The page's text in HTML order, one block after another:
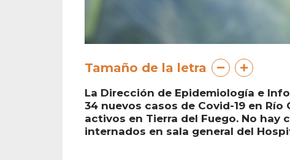
Tamaño de la letra
La Dirección de Epidemiología e
34 nuevos casos de Covid-19 en Río
activos en Tierra del Fuego. No hay
internados en sala general del